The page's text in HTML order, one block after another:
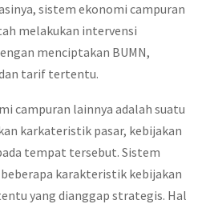
sistem ekonomi campuran
melakukan intervensi
menciptakan BUMN,
tarif tertentu.
campuran lainnya adalah suatu
karkateristik pasar, kebijakan
tempat tersebut. Sistem
karakteristik kebijakan
yang dianggap strategis. Hal